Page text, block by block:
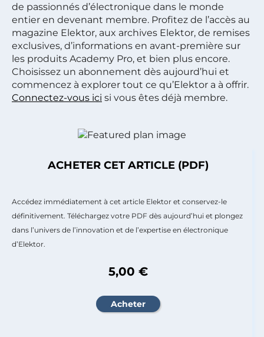
de passionnés d’électronique dans le monde
entier en devenant membre. Profitez de l’accès au
magazine Elektor, aux archives Elektor, de remises
exclusives, d’informations en avant-première sur
les produits Academy Pro, et bien plus encore.
Choisissez un abonnement dès aujourd’hui et
commencez à explorer tout ce qu’Elektor a à offrir.
Connectez-vous ici si vous êtes déjà membre.
ACHETER CET ARTICLE (PDF)
Accédez immédiatement à cet article Elektor et conservez-le
définitivement. Téléchargez votre PDF dès aujourd’hui et plongez
dans l’univers de l’innovation et de l’expertise en électronique
d’Elektor.
5,00 €